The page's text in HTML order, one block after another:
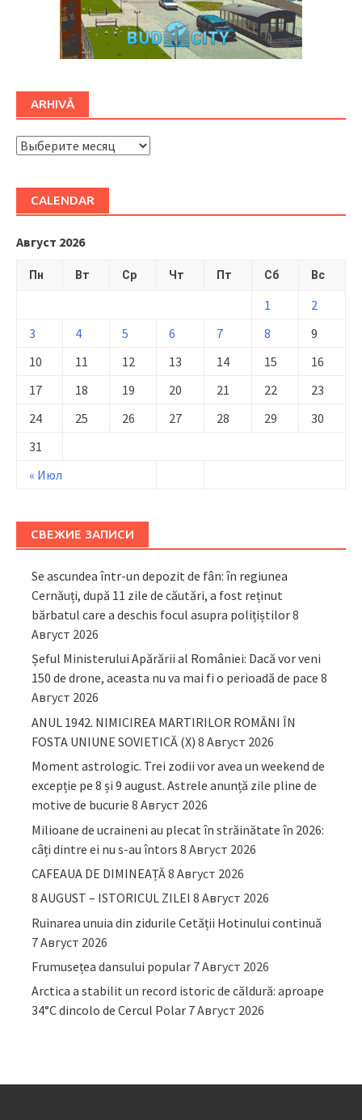
ARHIVĂ
ARHIVĂ
CALENDAR
Август 2026
Пн Вт Ср Чт Пт Сб Вс
« Июл
1
2
3
4 5 6 7 8
9
10
11 12 13 14 15
16
17
18 19 20 21 22
23
24
25 26 27 28 29
30
31
СВЕЖИЕ ЗАПИСИ
Se ascundea într-un depozit de fân: în regiunea
Cernăuți, după 11 zile de căutări, a fost reținut
bărbatul care a deschis focul asupra polițiștilor8
Август 2026
Șeful Ministerului Apărării al României: Dacă vor veni
150 de drone, aceasta nu va mai fi o perioadă de pace 8
Август 2026
ANUL 1942. NIMICIREA MARTIRILOR ROMÂNI ÎN
FOSTA UNIUNE SOVIETICĂ (X) 8 Август 2026
Moment astrologic. Trei zodii vor avea un weekend de
excepție pe 8 și 9 august. Astrele anunță zile pline de
motive de bucurie 8 Август 2026
Milioane de ucraineni au plecat în străinătate în 2026:
câți dintre ei nu s-au întors 8 Август 2026
CAFEAUA DE DIMINEAȚĂ8 Август 2026
8 AUGUST – ISTORICUL ZILEI 8 Август 2026
Ruinarea unuia din zidurile Cetății Hotinului continuă
7 Август 2026
Frumusețea dansului popular 7 Август 2026
Arctica a stabilit un record istoric de căldură: aproape
34°C dincolo de Cercul Polar 7 Август 2026